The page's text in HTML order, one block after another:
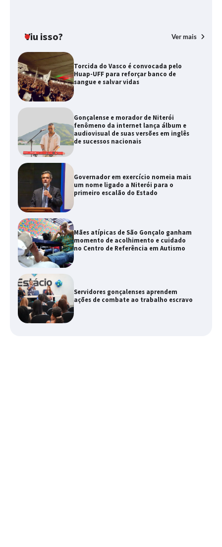
Viu isso? Ver mais
Torcida do Vasco é convocada pelo
Huap-UFF para reforçar banco de
sangue e salvar vidas
Gonçalense e morador de Niterói
fenômeno da internet lança álbum e
audiovisual de suas versões em inglês
de sucessos nacionais
Governador em exercício nomeia mais
um nome ligado a Niterói para o
primeiro escalão do Estado
Mães atípicas de São Gonçalo ganham
momento de acolhimento e cuidado
no Centro de Referência em Autismo
Servidores gonçalenses aprendem
ações de combate ao trabalho escravo